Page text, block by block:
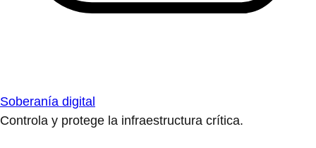
Soberanía digital
Controla y protege la infraestructura crítica.